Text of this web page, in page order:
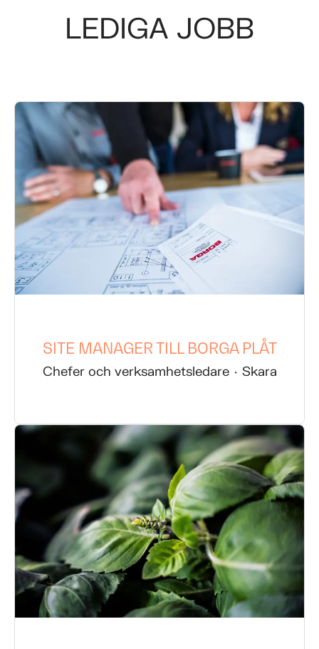
LEDIGA JOBB
SITE MANAGER TILL BORGA PLÅT
Chefer och verksamhetsledare · Skara